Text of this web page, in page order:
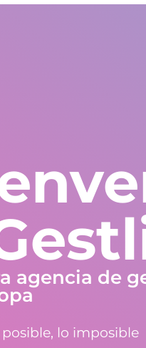
agencia de
lo imposible